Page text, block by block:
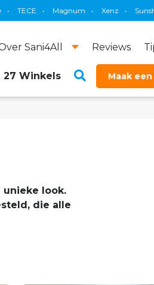
Xenz Sunshower • Thebalux •
Sani4All Reviews
27 Winkels Maak
look.
die alle